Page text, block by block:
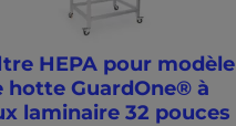
HEPA pour modèle
hotte GuardOne® à
laminaire 32 pouces